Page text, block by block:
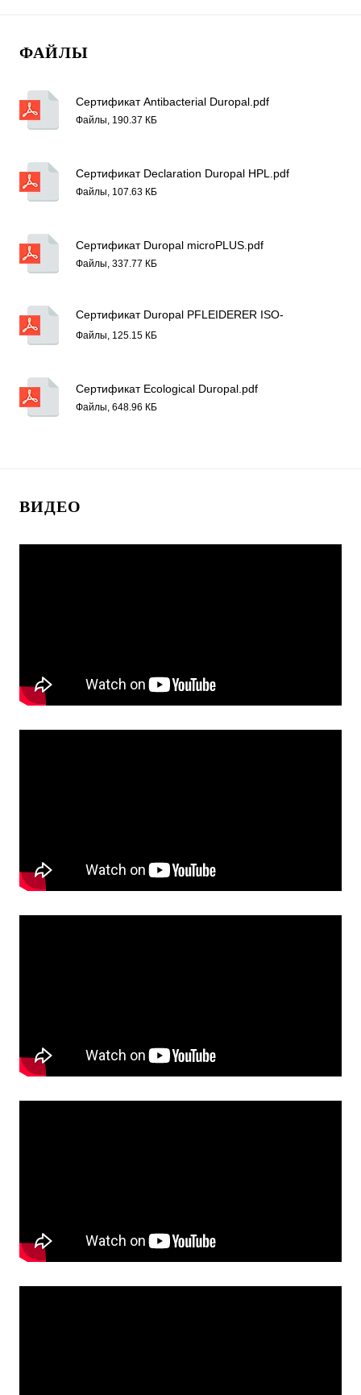
ФАЙЛЫ
Сертификат Antibacterial Duropal.pdf
Файлы, 190.37 КБ
Сертификат Declaration Duropal HPL.pdf
Файлы, 107.63 КБ
Сертификат Duropal microPLUS.pdf
Файлы, 337.77 КБ
Сертификат Duropal PFLEIDERER ISO-
50001.pdf
Файлы, 125.15 КБ
Сертификат Ecological Duropal.pdf
Файлы, 648.96 КБ
ВИДЕО